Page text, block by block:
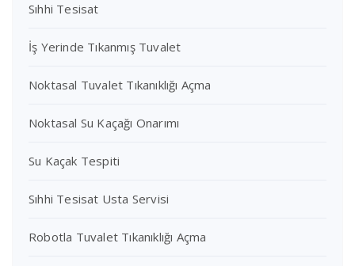
Sıhhi Tesisat
İş Yerinde Tıkanmış Tuvalet
Noktasal Tuvalet Tıkanıklığı Açma
Noktasal Su Kaçağı Onarımı
Su Kaçak Tespiti
Sıhhi Tesisat Usta Servisi
Robotla Tuvalet Tıkanıklığı Açma